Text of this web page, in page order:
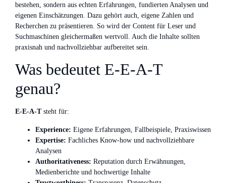
bestehen, sondern aus echten Erfahrungen, fundierten Analysen und
eigenen Einschätzungen. Dazu gehört auch, eigene Zahlen und
Recherchen zu präsentieren. So wird der Content für Leser und
Suchmaschinen gleichermaßen wertvoll. Auch die Inhalte sollten
praxisnah und nachvollziehbar aufbereitet sein.
Was bedeutet E‑E‑A‑T
genau?
E‑E‑A‑Tsteht für:
Experience: Eigene Erfahrungen, Fallbeispiele, Praxiswissen
Expertise: Fachliches Know-how und nachvollziehbare
Analysen
Authoritativeness: Reputation durch Erwähnungen,
Medienberichte und hochwertige Inhalte